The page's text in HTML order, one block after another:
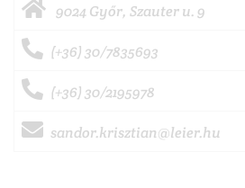
9024 Győr, Szauter u. 9
(+36) 30/7835693
(+36) 30/2195978
sandor.krisztian@leier.hu